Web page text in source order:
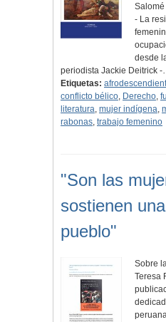
- La
desde
periodista Jackie Deitrick
Etiquetas:
conflicto bélico, Derecho,
literatura, mujer indígena,
rabonas, trabajo femenino
"Son las
sostienen
pueblo"
Sobre
Teresa